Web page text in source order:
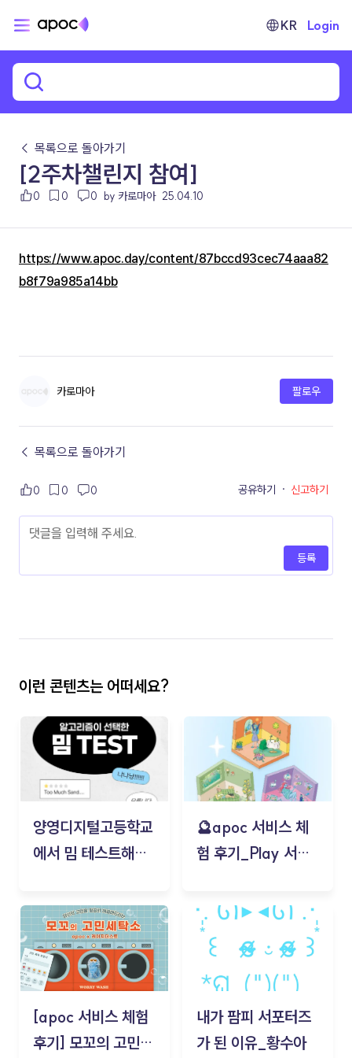
KR Login
← 목록으로 돌아가기
[2주차챌린지 참여]
0 0 0 by 카로마아 25.04.10
https://www.apoc.day/content/87bccd93cec74aaa82
b8f79a985a14bb
카로마아 팔로우
← 목록으로 돌아가기
0 0 0 공유하기 · 신고하기
등록
이런 콘텐츠는 어떠세요?
양영디지털고등학교
에서 밈 테스트해보
🔮apoc 서비스 체
험 후기_Play 서비
김태현
[apoc 서비스 체험
후기] 모꼬의 고민세
내가 팜피 서포터즈
가 된 이유_황수아